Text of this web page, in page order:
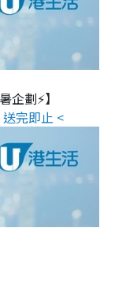
企劃⚡】
完即止 <